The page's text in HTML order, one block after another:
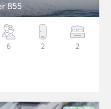
855
6 2 2